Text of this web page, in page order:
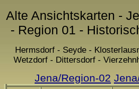
Alte Ansichtskarten -
- Region 01 -
Hermsdorf - Seyde -
Wetzdorf - Dittersdorf -
Jena/Region-02